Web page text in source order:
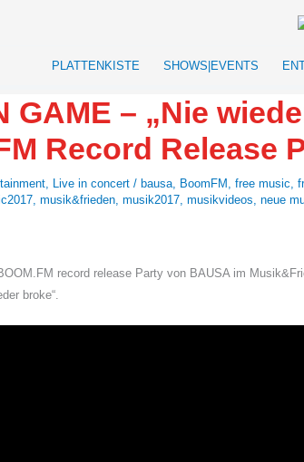
PLATTENKISTE
SHOWS|EVENTS
GAME – „Nie
Record Release
, Live in concert / bausa, BoomFM , free music,
, musik&frieden, musik2017, musikvideos, neue
record release Party von BAUSA im
broke“.